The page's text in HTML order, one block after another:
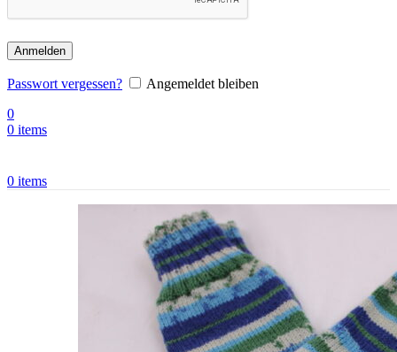
Anmelden
Passwort vergessen?
Angemeldet bleiben
0
0 items
0 items